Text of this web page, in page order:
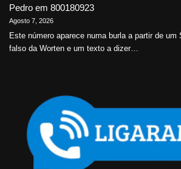
Pedro em 800180923
Agosto 7, 2026
Este número aparece numa burla a partir de
falso da Worten e um texto a dizer…